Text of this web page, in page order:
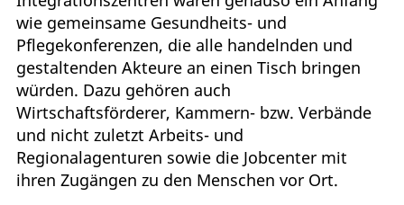
wie gemeinsame Gesundheits- und
Pflegekonferenzen, die alle handelnden und
gestaltenden Akteure an einen Tisch bringen
würden. Dazu gehören auch
Wirtschaftsförderer, Kammern- bzw. Verbände
und nicht zuletzt Arbeits- und
Regionalagenturen sowie die Jobcenter mit
ihren Zugängen zu den Menschen vor Ort.